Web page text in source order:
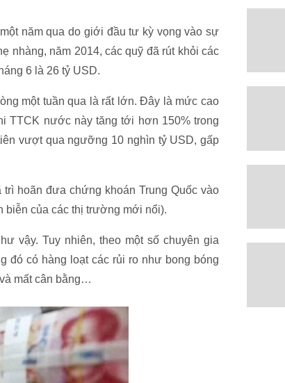
năm qua do giới đầu tư kỳ vọng vào sự
nhàng, năm 2014, các quỹ đã rút khỏi các
6 là 26 tỷ USD.
một tuần qua là rất lớn. Đây là mức cao
TTCK nước này tăng tới hơn 150% trong
vượt qua ngưỡng 10 nghìn tỷ USD, gấp
hoãn đưa chứng khoán Trung Quốc vào
biễn của các thị trường mới nổi).
vậy. Tuy nhiên, theo một số chuyên gia
đó có hàng loạt các rủi ro như bong bóng
mất cân bằng…